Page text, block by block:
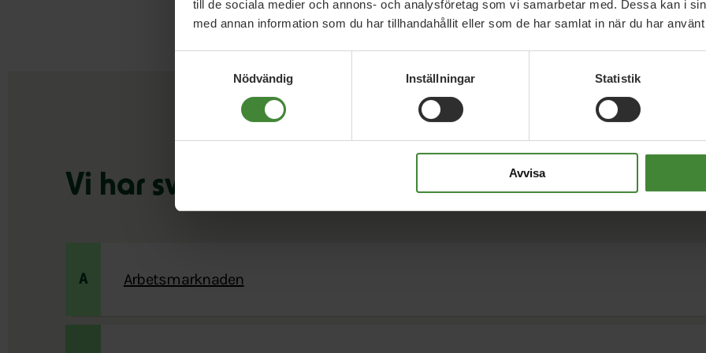
till de sociala medier och annons- och analysföretag som vi samarbetar med. Dessa kan i
med annan information som du har tillhandahållit eller som de har samlat in när du har
Nödvändig
Inställningar Statistik
Avvisa
Vi har svaren på dina frågor
A Arbetsmarknaden